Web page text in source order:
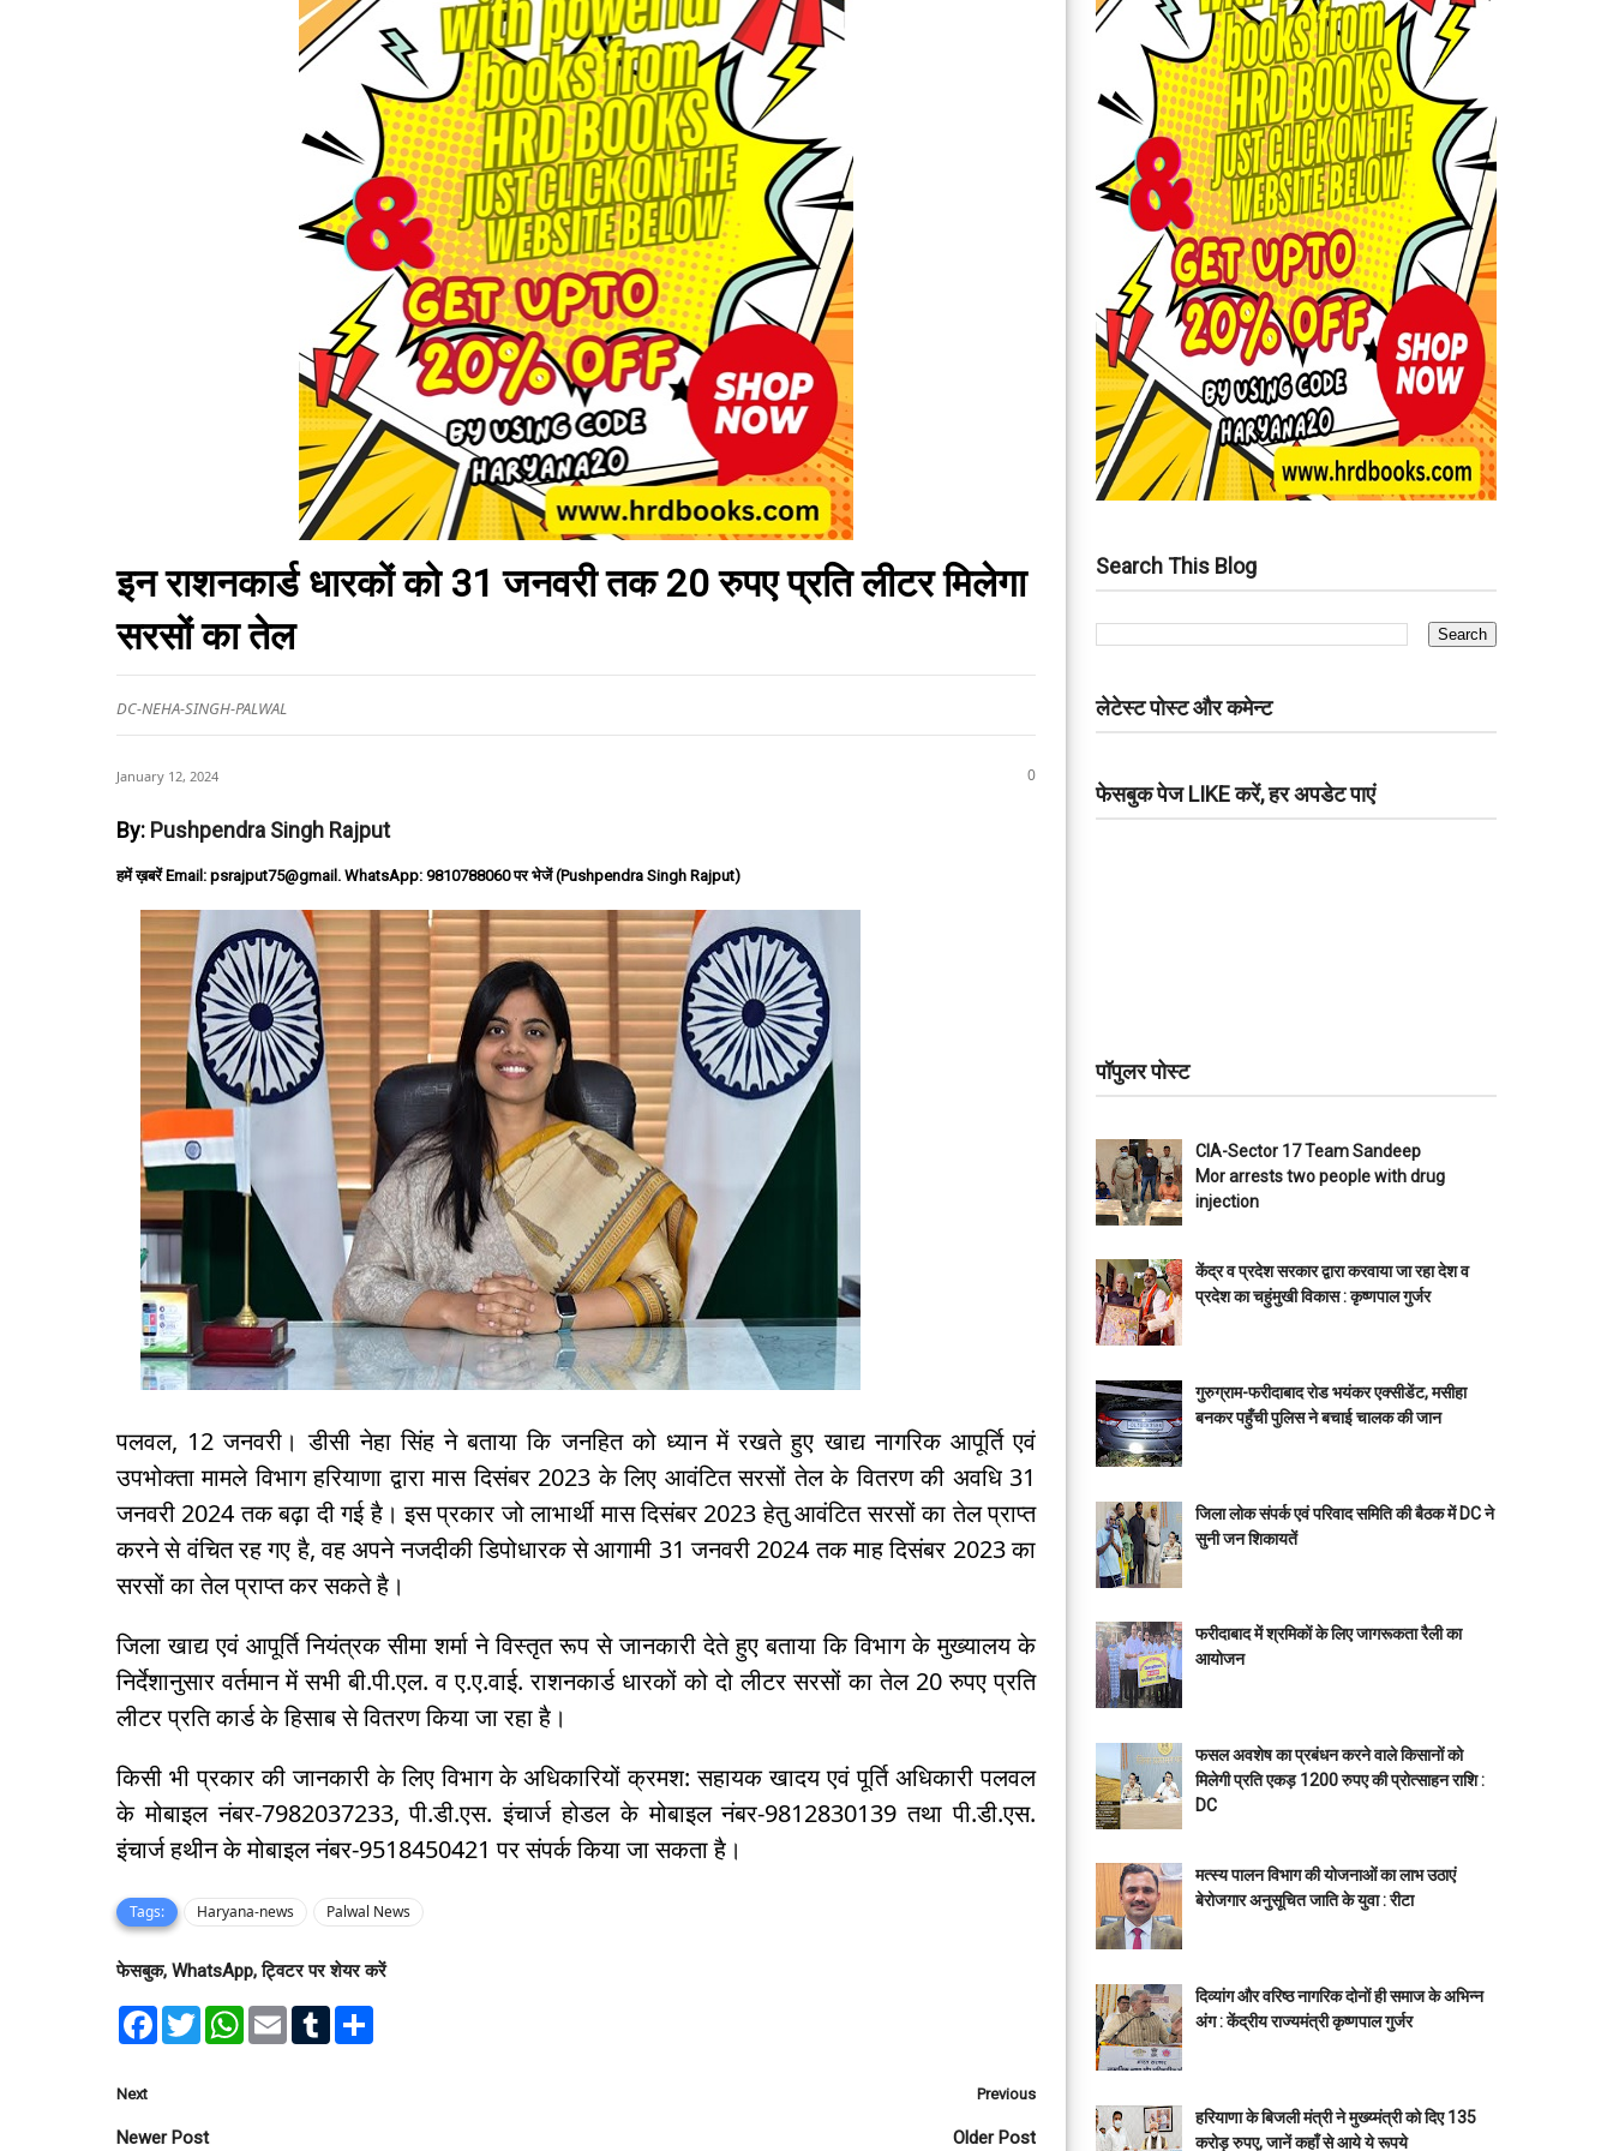
इन राशनकार्ड धारकों को 31 जनवरी तक 20 रुपए प्रति लीटर मिलेगा
सरसों का तेल
DC-NEHA-SINGH-PALWAL
January 12, 2024 0
By: Pushpendra Singh Rajput
हमें ख़बरें Email: psrajput75@gmail. WhatsApp: 9810788060 पर भेजें (Pushpendra Singh Rajput)
पलवल, 12 जनवरी। डीसी नेहा सिंह ने बताया कि जनहित को ध्यान में रखते हुए खाद्य नागरिक आपूर्ति एवं
उपभोक्ता मामले विभाग हरियाणा द्वारा मास दिसंबर 2023 के लिए आवंटित सरसों तेल के वितरण की अवधि 31
जनवरी 2024 तक बढ़ा दी गई है। इस प्रकार जो लाभार्थी मास दिसंबर 2023 हेतु आवंटित सरसों का तेल प्राप्त
करने से वंचित रह गए है, वह अपने नजदीकी डिपोधारक से आगामी 31 जनवरी 2024 तक माह दिसंबर 2023 का
सरसों का तेल प्राप्त कर सकते है।
जिला खाद्य एवं आपूर्ति नियंत्रक सीमा शर्मा ने विस्तृत रूप से जानकारी देते हुए बताया कि विभाग के मुख्यालय के
निर्देशानुसार वर्तमान में सभी बी.पी.एल. व ए.ए.वाई. राशनकार्ड धारकों को दो लीटर सरसों का तेल 20 रुपए प्रति
लीटर प्रति कार्ड के हिसाब से वितरण किया जा रहा है।
किसी भी प्रकार की जानकारी के लिए विभाग के अधिकारियों क्रमश: सहायक खादय एवं पूर्ति अधिकारी पलवल
के मोबाइल नंबर-7982037233, पी.डी.एस. इंचार्ज होडल के मोबाइल नंबर-9812830139 तथा पी.डी.एस.
इंचार्ज हथीन के मोबाइल नंबर-9518450421 पर संपर्क किया जा सकता है।
Tags: Haryana-news Palwal News
फेसबुक, WhatsApp, ट्विटर पर शेयर करें
F
o
T
w
r
W
E
T
Next
Newer Post
Previous
Older Post
Search This Blog
लेटेस्ट पोस्ट और कमेन्ट
फेसबुक पेज LIKE करें, हर अपडेट पाएं
पॉपुलर पोस्ट
CIA-Sector 17 Team Sandeep
Mor arrests two people with drug
injection
केंद्र व प्रदेश सरकार द्वारा करवाया जा रहा देश व
प्रदेश का चहुंमुखी विकास : कृष्णपाल गुर्जर
गुरुग्राम-फरीदाबाद रोड भयंकर एक्सीडेंट, मसीहा
बनकर पहुँची पुलिस ने बचाई चालक की जान
जिला लोक संपर्क एवं परिवाद समिति की बैठक में DC ने
सुनी जन शिकायतें
फरीदाबाद में श्रमिकों के लिए जागरूकता रैली का
आयोजन
फसल अवशेष का प्रबंधन करने वाले किसानों को
मिलेगी प्रति एकड़ 1200 रुपए की प्रोत्साहन राशि :
DC
मत्स्य पालन विभाग की योजनाओं का लाभ उठाएं
बेरोजगार अनुसूचित जाति के युवा : रीटा
दिव्यांग और वरिष्ठ नागरिक दोनों ही समाज के अभिन्न
अंग : केंद्रीय राज्यमंत्री कृष्णपाल गुर्जर
हरियाणा के बिजली मंत्री ने मुख्य्मंत्री को दिए 135
करोड़ रुपए, जानें कहाँ से आये ये रूपये